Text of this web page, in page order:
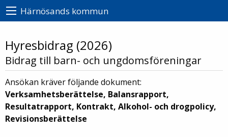
Härnösands kommun
Hyresbidrag (2026)
Bidrag till barn- och ungdomsföreningar
Ansökan kräver följande dokument:
Verksamhetsberättelse, Balansrapport,
Resultatrapport, Kontrakt, Alkohol- och drogpolicy,
Revisionsberättelse